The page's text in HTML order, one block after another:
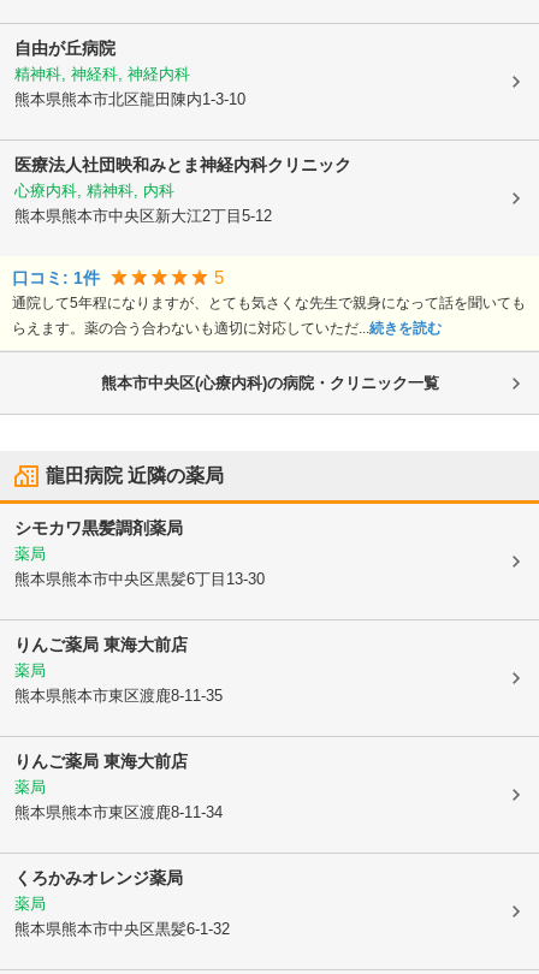
自由が丘病院
精神科, 神経科, 神経内科
熊本県熊本市北区龍田陳内1-3-10
医療法人社団映和みとま神経内科クリニック
心療内科, 精神科, 内科
熊本県熊本市中央区新大江2丁目5-12
口コミ: 1件 5
通院して5年程になりますが、とても気さくな先生で親身になって話を聞いても
らえます。薬の合う合わないも適切に対応していただ...続きを読む
熊本市中央区(心療内科)の病院・クリニック一覧
龍田病院近隣の薬局
シモカワ黒髪調剤薬局
薬局
熊本県熊本市中央区黒髪6丁目13-30
りんご薬局 東海大前店
薬局
熊本県熊本市東区渡鹿8-11-35
りんご薬局 東海大前店
薬局
熊本県熊本市東区渡鹿8-11-34
くろかみオレンジ薬局
薬局
熊本県熊本市中央区黒髪6-1-32